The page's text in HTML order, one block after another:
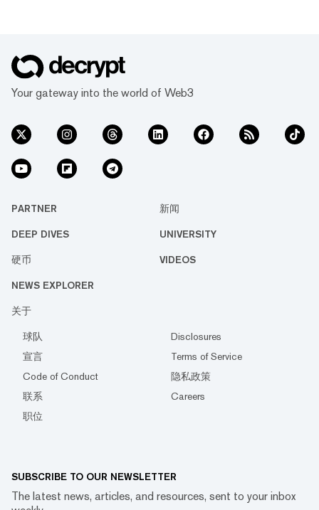
Your gateway into the world of Web3
PARTNER 新闻
DEEP DIVES UNIVERSITY
硬币 VIDEOS
NEWS EXPLORER
关于
球队
Disclosures
宣言
Terms of Service
Code of Conduct
隐私政策
联系
Careers
职位
SUBSCRIBE TO OUR NEWSLETTER
The latest news, articles, and resources, sent to your inbox